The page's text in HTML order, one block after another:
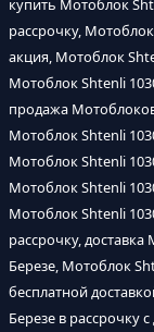
купить Мотоблок
рассрочку,
акция, Мотоблок
Мотоблок Shtenli
продажа
Мотоблок Shtenli
Мотоблок Shtenli
Мотоблок Shtenli
Мотоблок Shtenli
рассрочку,
Березе, Мотоблок
бесплатной
Березе в рассрочку